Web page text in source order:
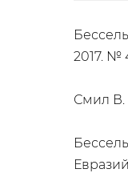
2017. №
Смил В.